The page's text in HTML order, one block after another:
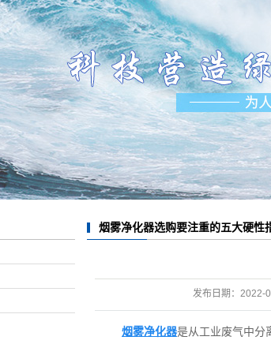
烟雾净化器选购要注重的五大硬性
发布日期： 2022-
烟雾净化器是从工业废气中分